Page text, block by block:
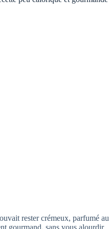
rester crémeux, parfumé au
gourmand, sans vous alourdir